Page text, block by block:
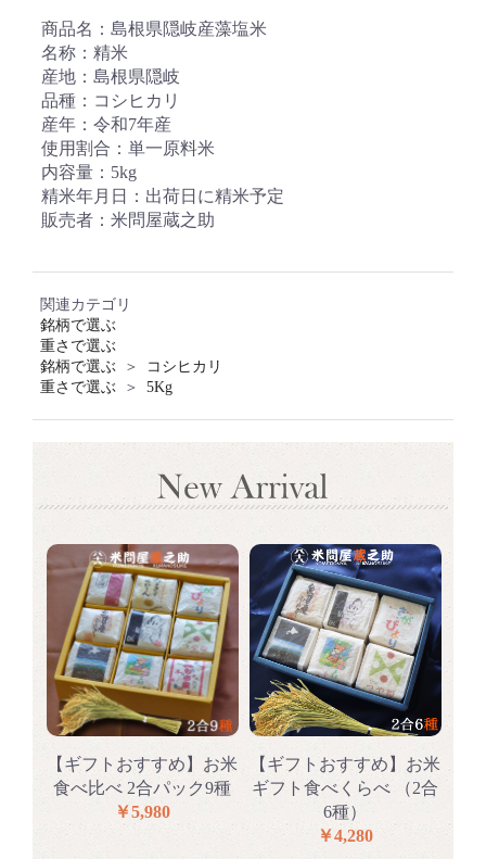
商品名：島根県隠岐産藻塩米
名称：精米
産地：島根県隠岐
品種：コシヒカリ
産年：令和7年産
使用割合：単一原料米
内容量：5kg
精米年月日：出荷日に精米予定
販売者：米問屋蔵之助
関連カテゴリ
銘柄で選ぶ
重さで選ぶ
銘柄で選ぶ
＞
コシヒカリ
重さで選ぶ
＞ 5Kg
【ギフトおすすめ】お米
食べ比べ 2合パック9種
￥5,980
【ギフトおすすめ】お米
ギフト食べくらべ （2合
6種）
￥4,280